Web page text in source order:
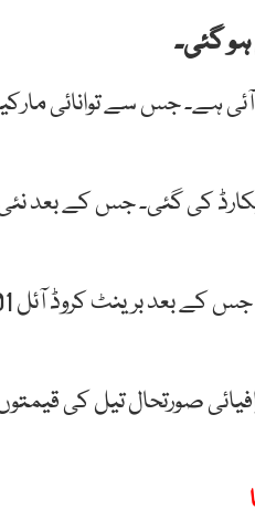
ہے۔ جس سے توانائی
صورتحال تیل کی قیمتوں